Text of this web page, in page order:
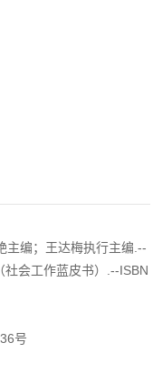
主编；王达梅执行主编.--
会工作蓝皮书）.--ISBN
号